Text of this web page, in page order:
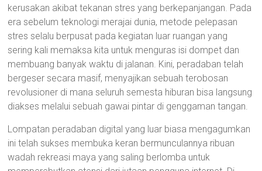
kerusakan akibat tekanan stres yang berkepanjangan. Pada
era sebelum teknologi merajai dunia, metode pelepasan
stres selalu berpusat pada kegiatan luar ruangan yang
sering kali memaksa kita untuk menguras isi dompet dan
membuang banyak waktu di jalanan. Kini, peradaban telah
bergeser secara masif, menyajikan sebuah terobosan
revolusioner di mana seluruh semesta hiburan bisa langsung
diakses melalui sebuah gawai pintar di genggaman tangan.
Lompatan peradaban digital yang luar biasa mengagumkan
ini telah sukses membuka keran bermunculannya ribuan
wadah rekreasi maya yang saling berlomba untuk